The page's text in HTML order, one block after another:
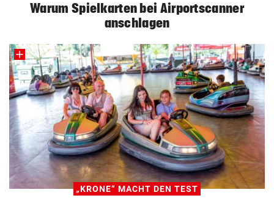
Warum Spielkarten bei Airportscanner
anschlagen
„KRONE“ MACHT DEN TEST